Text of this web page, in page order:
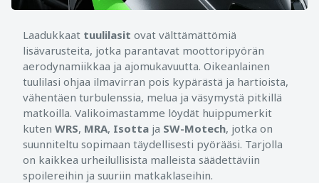
Laadukkaat tuulilasit ovat välttämättömiä
lisävarusteita, jotka parantavat moottoripyörän
aerodynamiikkaa ja ajomukavuutta. Oikeanlainen
tuulilasi ohjaa ilmavirran pois kypärästä ja hartioista,
vähentäen turbulenssia, melua ja väsymystä pitkillä
matkoilla. Valikoimastamme löydät huippumerkit
kuten WRS, MRA, Isotta ja SW-Motech, jotka on
suunniteltu sopimaan täydellisesti pyörääsi. Tarjolla
on kaikkea urheilullisista malleista säädettäviin
spoilereihin ja suuriin matkaklaseihin.